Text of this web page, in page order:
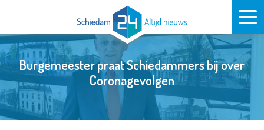
Burgemeester praat Schiedammers bij over
Coronagevolgen